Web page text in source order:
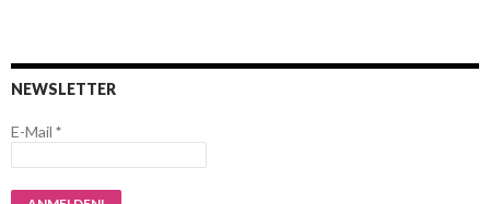
NEWSLETTER
E-Mail *